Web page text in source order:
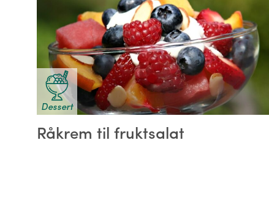
Dessert
Råkrem til fruktsalat